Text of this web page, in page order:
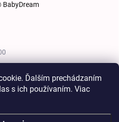
Ďalším prechádzaním
s ich používaním. Viac
BabyDream